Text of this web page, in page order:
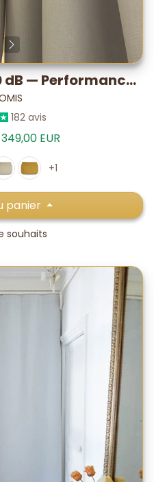
Rideau anti-bruit 30 dB — Performance PLUS testé labo
182 avis
EUR
+1
panier
souhaits